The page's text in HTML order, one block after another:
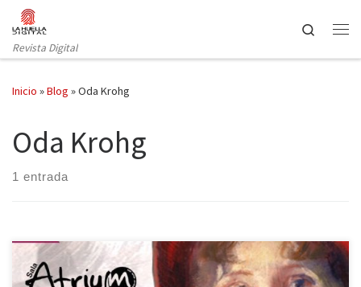
Saltar al contenido
Revista Digital
Search
Inicio »Blog »Oda Krohg
Oda Krohg
1 entrada